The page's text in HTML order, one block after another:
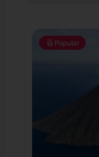
Popular